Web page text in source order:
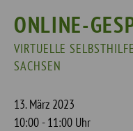
ONLINE-
VIRTUELLE
SACHSEN
13. März 2023
10:00 - 11:00 Uhr